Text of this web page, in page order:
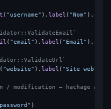
( "username" ).label ( "Nom" ).
( "email" ).label ( "Email" ).
( "website" ).label ( "Site web"
modification — hachage
)